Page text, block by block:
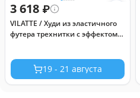
3 618 ₽
VILATTE / Худи из эластичного
футера трехнитки с эффектом
19 - 21 августа